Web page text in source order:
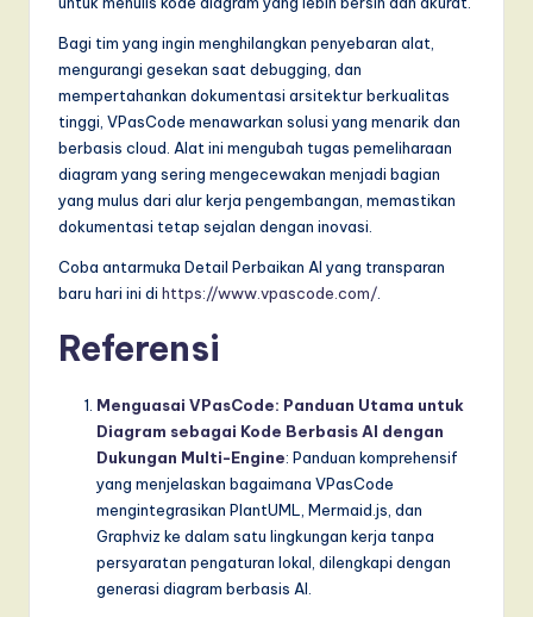
Bagi tim yang ingin menghilangkan penyebaran alat,
mengurangi gesekan saat debugging, dan
mempertahankan dokumentasi arsitektur berkualitas
tinggi, VPasCode menawarkan solusi yang menarik dan
berbasis cloud. Alat ini mengubah tugas pemeliharaan
diagram yang sering mengecewakan menjadi bagian
yang mulus dari alur kerja pengembangan, memastikan
dokumentasi tetap sejalan dengan inovasi.
Coba antarmuka Detail Perbaikan AI yang transparan
baru hari ini di https://www.vpascode.com/
Referensi
Menguasai VPasCode: Panduan Utama untuk
Diagram sebagai Kode Berbasis AI dengan
Dukungan Multi-Engine: Panduan komprehensif
yang menjelaskan bagaimana VPasCode
mengintegrasikan PlantUML, Mermaid.js, dan
Graphviz ke dalam satu lingkungan kerja tanpa
persyaratan pengaturan lokal, dilengkapi dengan
generasi diagram berbasis AI.